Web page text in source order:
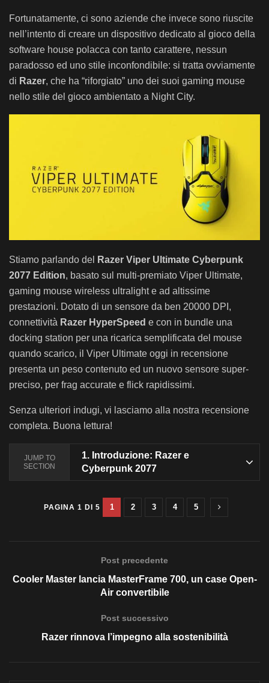
Fortunatamente, ci sono aziende che invece sono riuscite
nell’intento di creare un dispositivo dedicato al gioco della
software house polacca con tanto carattere, nessun
paradosso ed uno stile inconfondibile: si tratta ovviamente
di Razer, che ha “riforgiato” uno dei suoi gaming mouse
nello stile del gioco ambientato a Night City.
Stiamo parlando del
Razer Viper Ultimate Cyberpunk
2077 Edition, basato sul multi-premiato Viper Ultimate,
gaming mouse wireless ultralight e ad altissime
prestazioni. Dotato di un sensore da ben 20000 DPI,
connettività Razer HyperSpeed e con in bundle una
docking station per una ricarica semplificata del mouse
quando scarico, il Viper Ultimate oggi in recensione
presenta un peso contenuto ed un nuovo sensore super-
preciso, per frag accurate e flick rapidissimi.
Senza ulteriori indugi, vi lasciamo alla nostra recensione
completa. Buona lettura!
JUMP TO
SECTION
1. Introduzione: Razer e
Cyberpunk 2077
PAGINA 1 DI 5 1 2 3 4 5
Post precedente
Cooler Master lancia MasterFrame 700, un case Open-
Air convertibile
Post successivo
Razer rinnova l’impegno alla sostenibilità